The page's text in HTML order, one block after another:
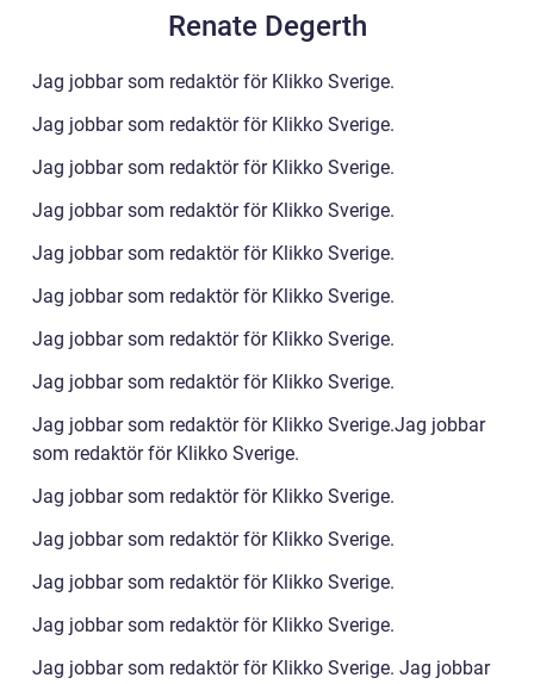
Renate Degerth
Jag jobbar som redaktör för Klikko Sverige.
Jag jobbar som redaktör för Klikko Sverige.
Jag jobbar som redaktör för Klikko Sverige.
Jag jobbar som redaktör för Klikko Sverige.
Jag jobbar som redaktör för Klikko Sverige.
Jag jobbar som redaktör för Klikko Sverige.
Jag jobbar som redaktör för Klikko Sverige.
Jag jobbar som redaktör för Klikko Sverige.
Jag jobbar som redaktör för Klikko Sverige.Jag jobbar
som redaktör för Klikko Sverige.
Jag jobbar som redaktör för Klikko Sverige.
Jag jobbar som redaktör för Klikko Sverige.
Jag jobbar som redaktör för Klikko Sverige.
Jag jobbar som redaktör för Klikko Sverige.
Jag jobbar som redaktör för Klikko Sverige. Jag jobbar